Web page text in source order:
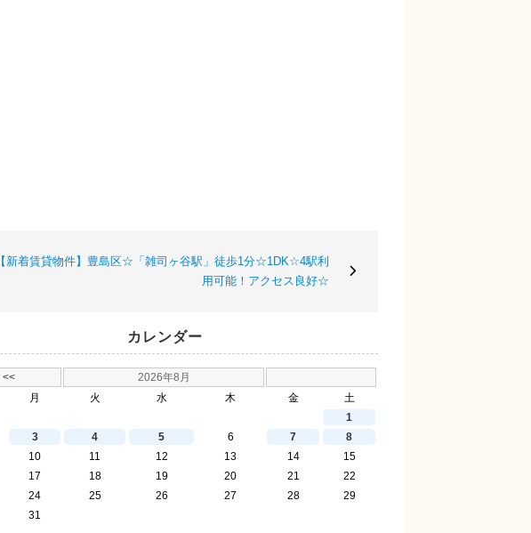
【新着賃貸物件】豊島区☆「雑司ヶ谷駅」徒歩1分☆1DK☆4駅利
用可能！アクセス良好☆
カレンダー
<<
2026年8月
月 火 水 木 金
土
1
3 4 5 6 7
8
10 11 12 13 14
15
17 18 19 20 21
22
24 25 26 27 28
29
31